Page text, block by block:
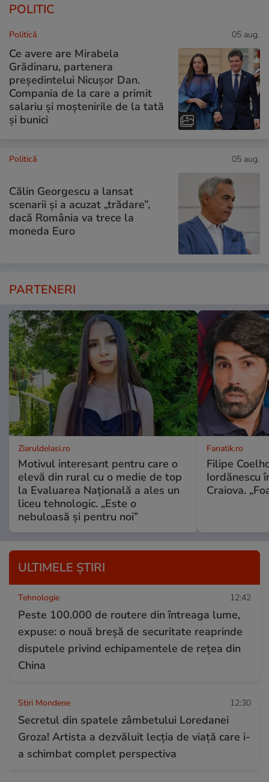
POLITIC
Politică 05 aug.
Ce avere are Mirabela
Grădinaru, partenera
președintelui Nicușor Dan.
Compania de la care a primit
salariu și moștenirile de la tată
și bunici
Politică 05 aug.
Călin Georgescu a lansat
scenarii și a acuzat „trădare”,
dacă România va trece la
moneda Euro
PARTENERI
ZiaruldeIasi.ro
Motivul interesant pentru care o
elevă din rural cu o medie de top
la Evaluarea Națională a ales un
liceu tehnologic. „Este o
nebuloasă și pentru noi”
Fanatik.ro
Filipe
Iordănescu
Craiova.
ULTIMELE ȘTIRI
Tehnologie 12:42
Peste 100.000 de routere din întreaga lume,
expuse: o nouă breșă de securitate reaprinde
disputele privind echipamentele de rețea din
China
Stiri Mondene 12:30
Secretul din spatele zâmbetului Loredanei
Groza! Artista a dezvăluit lecția de viață care i-
a schimbat complet perspectiva